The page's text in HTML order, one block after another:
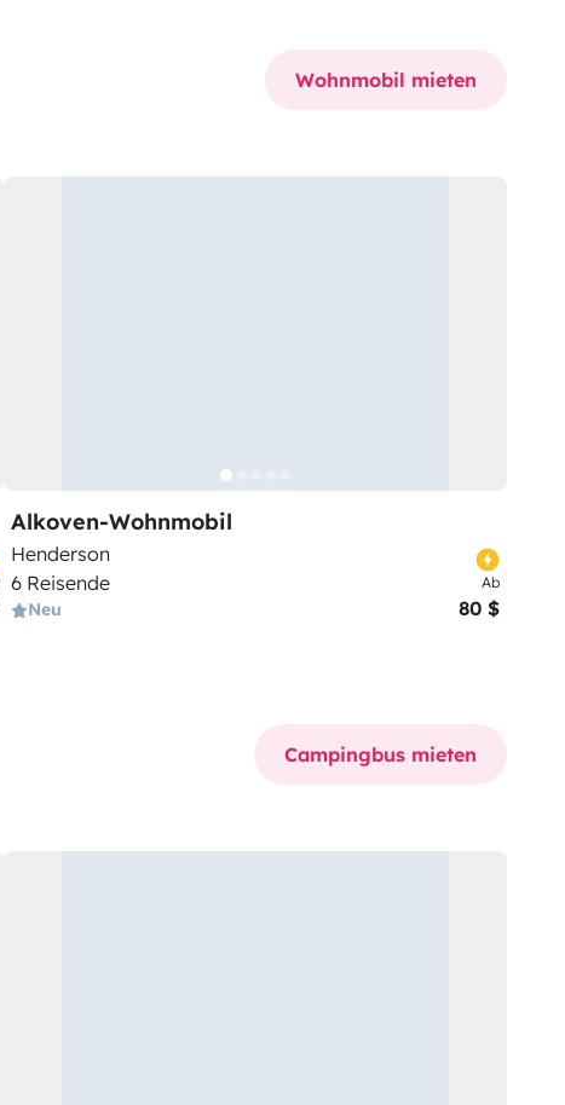
Wohnmobil mieten
Alkoven-Wohnmobil
Henderson
6 Reisende
Neu
Ab
80 $
Campingbus mieten